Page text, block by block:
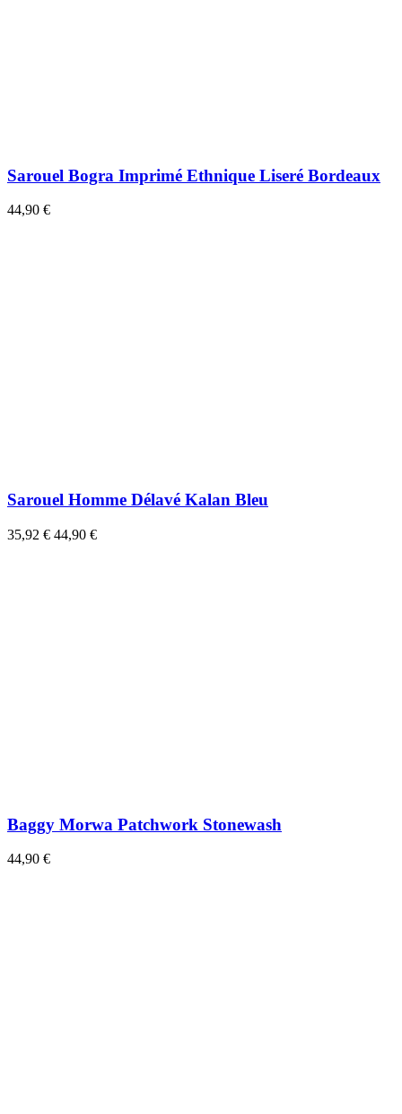
Sarouel Bogra Imprimé Ethnique Liseré Bordeaux
44,90 €
Sarouel Homme Délavé Kalan Bleu
35,92 € 44,90 €
Baggy Morwa Patchwork Stonewash
44,90 €